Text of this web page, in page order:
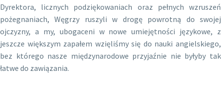
Dyrektora, licznych podziękowaniach oraz pełnych wzruszeń
pożegnaniach, Węgrzy ruszyli w drogę powrotną do swojej
ojczyzny, a my, ubogaceni w nowe umiejętności językowe, z
jeszcze większym zapałem wzięliśmy się do nauki angielskiego,
bez którego nasze międzynarodowe przyjaźnie nie byłyby tak
łatwe do zawiązania.